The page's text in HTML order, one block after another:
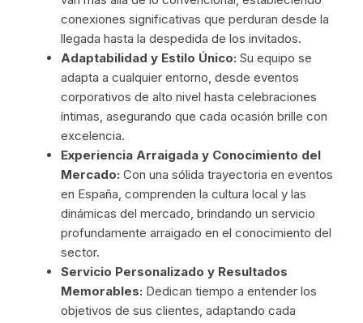
conexiones significativas que perduran desde la
llegada hasta la despedida de los invitados.
Adaptabilidad y Estilo Único: Su equipo se
adapta a cualquier entorno, desde eventos
corporativos de alto nivel hasta celebraciones
íntimas, asegurando que cada ocasión brille con
excelencia.
Experiencia Arraigada y Conocimiento del
Mercado: Con una sólida trayectoria en eventos
en España, comprenden la cultura local y las
dinámicas del mercado, brindando un servicio
profundamente arraigado en el conocimiento del
sector.
Servicio Personalizado y Resultados
Memorables: Dedican tiempo a entender los
objetivos de sus clientes, adaptando cada